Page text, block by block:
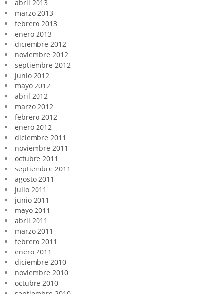
abril 2013
marzo 2013
febrero 2013
enero 2013
diciembre 2012
noviembre 2012
septiembre 2012
junio 2012
mayo 2012
abril 2012
marzo 2012
febrero 2012
enero 2012
diciembre 2011
noviembre 2011
octubre 2011
septiembre 2011
agosto 2011
julio 2011
junio 2011
mayo 2011
abril 2011
marzo 2011
febrero 2011
enero 2011
diciembre 2010
noviembre 2010
octubre 2010